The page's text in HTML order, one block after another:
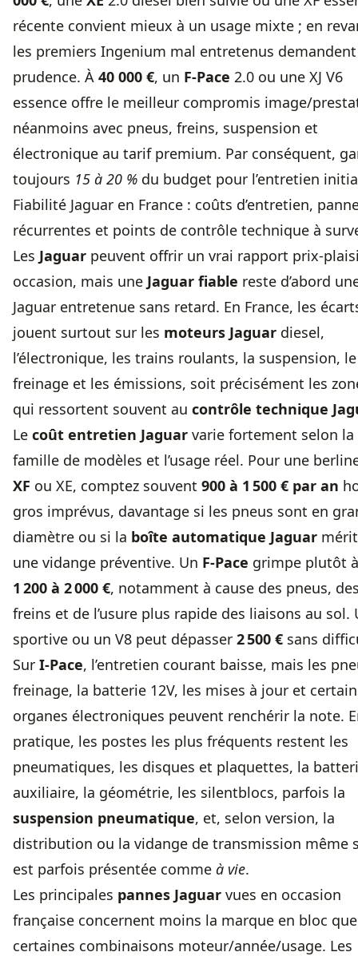
récente convient mieux à un usage mixte ; en
les premiers Ingenium mal entretenus demandent
prudence. À 40 000 €, un F-Pace 2.0 ou une XJ V6
essence offre le meilleur compromis image/
néanmoins avec pneus, freins, suspension et
électronique au tarif premium. Par conséquent,
toujours 15 à 20 % du budget pour l’entretien
Fiabilité Jaguar en France : coûts d’entretien,
récurrentes et points de contrôle technique à
Les Jaguar peuvent offrir un vrai rapport prix-
occasion, mais une Jaguar fiable reste d’abord
Jaguar entretenue sans retard. En France, les
jouent surtout sur les moteurs Jaguar diesel,
l’électronique, les trains roulants, la suspension, le
freinage et les émissions, soit précisément les
qui ressortent souvent au contrôle technique
Le coût entretien Jaguar varie fortement selon la
famille de modèles et l’usage réel. Pour une
XF ou XE, comptez souvent 900 à 1 500 € par an
gros imprévus, davantage si les pneus sont en
diamètre ou si la boîte automatique Jaguar
une vidange préventive. Un F-Pace grimpe plutôt à
1 200 à 2 000 €, notamment à cause des pneus,
freins et de l’usure plus rapide des liaisons au sol.
sportive ou un V8 peut dépasser 2 500 € sans
Sur I-Pace, l’entretien courant baisse, mais les
freinage, la batterie 12V, les mises à jour et
organes électroniques peuvent renchérir la note.
pratique, les postes les plus fréquents restent les
pneumatiques, les disques et plaquettes, la
auxiliaire, la géométrie, les silentblocs, parfois la
suspension pneumatique, et, selon version, la
distribution ou la vidange de transmission même
est parfois présentée comme à vie.
Les principales pannes Jaguar vues en occasion
française concernent moins la marque en bloc que
certaines combinaisons moteur/année/usage. Les